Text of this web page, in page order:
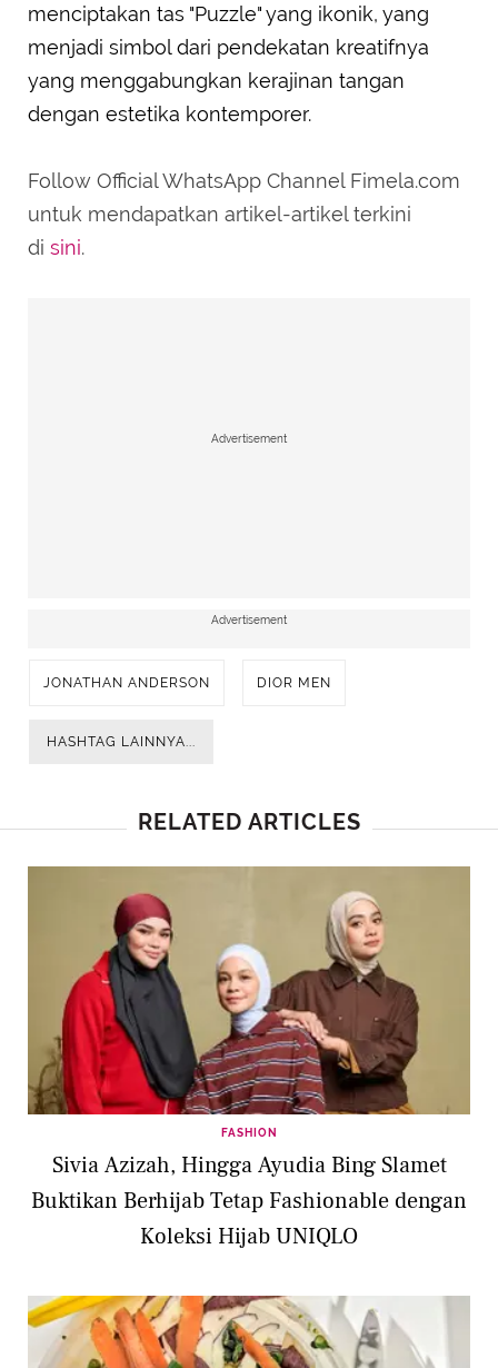
menciptakan tas "Puzzle" yang ikonik, yang
menjadi simbol dari pendekatan kreatifnya
yang menggabungkan kerajinan tangan
dengan estetika kontemporer. ​
Follow Official WhatsApp Channel Fimela.com
untuk mendapatkan artikel-artikel terkini
di sini.
Advertisement
Advertisement
JONATHAN ANDERSON DIOR MEN
HASHTAG LAINNYA...
RELATED ARTICLES
FASHION
Sivia Azizah, Hingga Ayudia Bing Slamet
Buktikan Berhijab Tetap Fashionable dengan
Koleksi Hijab UNIQLO